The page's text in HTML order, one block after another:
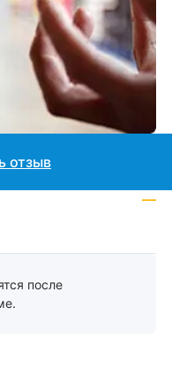
после
отзыв
—